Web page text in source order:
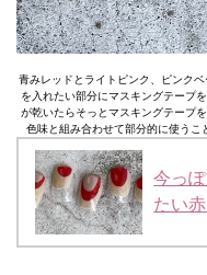
青みレッドとライトピンク、ピンク
を入れたい部分にマスキングテープ
が乾いたらそっとマスキングテープ
色味と組み合わせて部分的に使うこ
今っ
たい